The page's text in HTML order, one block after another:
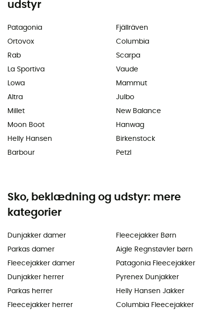
udstyr
Patagonia
Ortovox
Rab
La Sportiva
Lowa
Altra
Millet
Moon Boot
Helly Hansen
Barbour
Fjällräven
Columbia
Scarpa
Vaude
Mammut
Julbo
New Balance
Hanwag
Birkenstock
Petzl
Sko, beklædning og udstyr: mere
kategorier
Dunjakker damer
Parkas damer
Fleecejakker damer
Dunjakker herrer
Parkas herrer
Fleecejakker herrer
Fleecejakker Børn
Aigle Regnstøvler børn
Patagonia Fleecejakker
Pyrenex Dunjakker
Helly Hansen Jakker
Columbia Fleecejakker